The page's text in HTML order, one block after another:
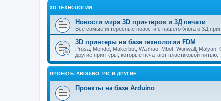
3D ТЕХНОЛОГИЯ
Новости мира 3D принтеров и 3Д печати
Все самые интересные новости с нашего блога о 3Д
3D принтеры на базе технологии FDM
Prusa, Mendel, Makerbot, Wanhao, Mbot, Wonwall,
другие принтеры, которые печатают пластиковой нитью.
ПРОЕКТЫ ARDUINO, PIC И ДРУГИЕ.
Проекты на базе Arduino